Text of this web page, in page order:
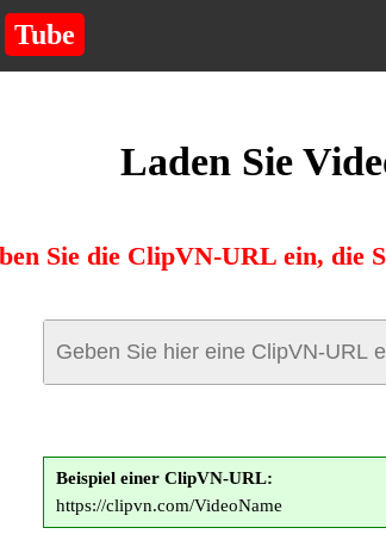
Tube
Laden Sie
Sie die ClipVN-URL ein, die
Beispiel einer ClipVN-URL:
https://clipvn.com/VideoName